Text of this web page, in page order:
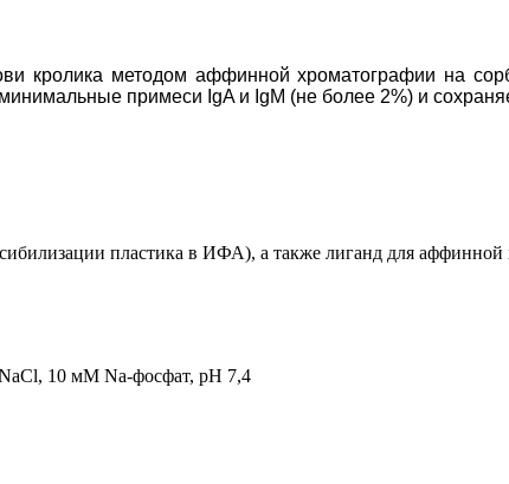
кролика методом аффинной хроматографии на
примеси IgA и IgM (не более 2%) и
пластика в ИФА), а также лиганд для аффинной
10 мМ Na-фосфат, рН 7,4
без учета